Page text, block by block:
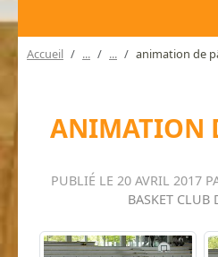
Accueil animation de
ANIMATION
PUBLIÉ LE 20 AVRIL 2017
BASKET CLUB